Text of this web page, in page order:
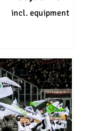
incl. equipment